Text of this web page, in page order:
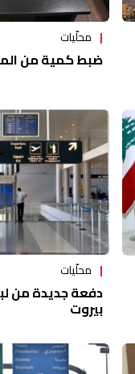
محلّيات
ضبط كمية من
محلّيات
دفعة جديدة من
بيروت